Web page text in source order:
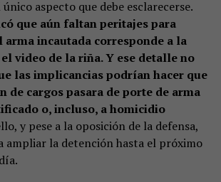
único aspecto que debe esclarecerse.
que aún faltan peritajes para
incautada corresponde a la
video de la riña. Y ese detalle no
las implicancias podrían hacer que
de cargos pasara de porte de arma
o, incluso, a homicidio
y pese a la oposición de la defensa,
ampliar la detención hasta el próximo